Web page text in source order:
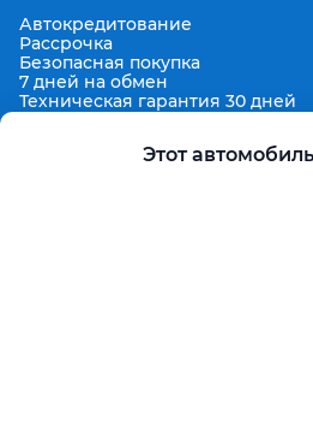
Этот
Автокредитование
Рассрочка
Безопасная покупка
7 дней на обмен
Техническая гарантия 30 дней
Гарантированная цена выкупа